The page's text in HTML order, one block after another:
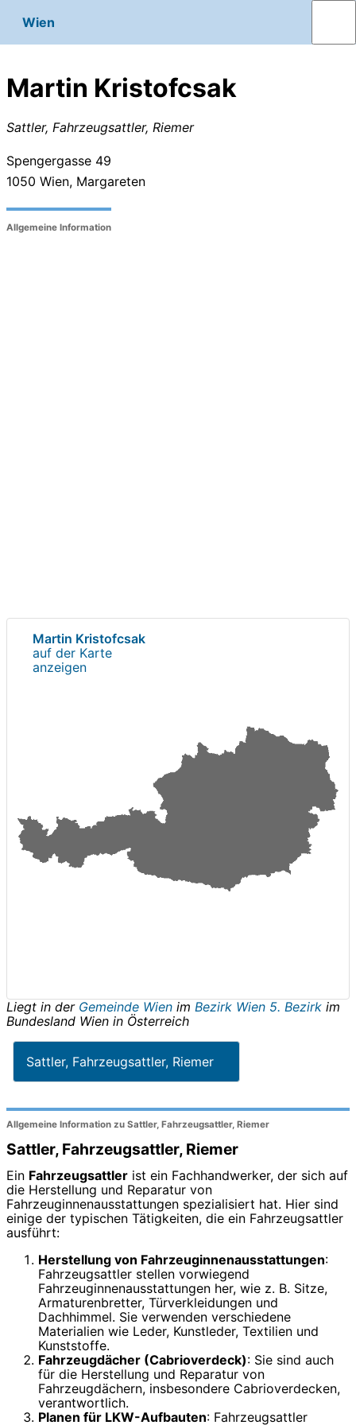
Wien
Martin Kristofcsak
Sattler, Fahrzeugsattler, Riemer
Spengergasse 49
1050 Wien, Margareten
Allgemeine Information
Martin Kristofcsak
auf der Karte
anzeigen
Liegt in der Gemeinde Wien im Bezirk Wien 5. Bezirk im
Bundesland Wien in Österreich
Sattler, Fahrzeugsattler, Riemer
Allgemeine Information zu Sattler, Fahrzeugsattler, Riemer
Sattler, Fahrzeugsattler, Riemer
Ein Fahrzeugsattler ist ein Fachhandwerker, der sich auf
die Herstellung und Reparatur von
Fahrzeuginnenausstattungen spezialisiert hat. Hier sind
einige der typischen Tätigkeiten, die ein Fahrzeugsattler
ausführt:
Herstellung von Fahrzeuginnenausstattungen:
Fahrzeugsattler stellen vorwiegend
Fahrzeuginnenausstattungen her, wie z. B. Sitze,
Armaturenbretter, Türverkleidungen und
Dachhimmel. Sie verwenden verschiedene
Materialien wie Leder, Kunstleder, Textilien und
Kunststoffe.
Fahrzeugdächer (Cabrioverdeck): Sie sind auch
für die Herstellung und Reparatur von
Fahrzeugdächern, insbesondere Cabrioverdecken,
verantwortlich.
Planen für LKW-Aufbauten: Fahrzeugsattler